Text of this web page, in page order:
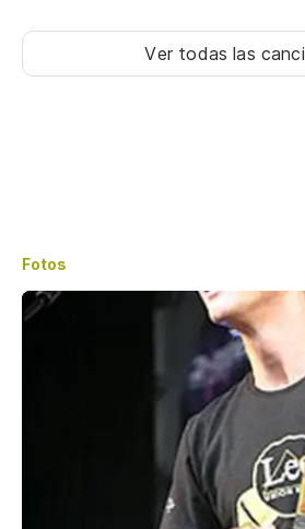
Ver todas las
Fotos